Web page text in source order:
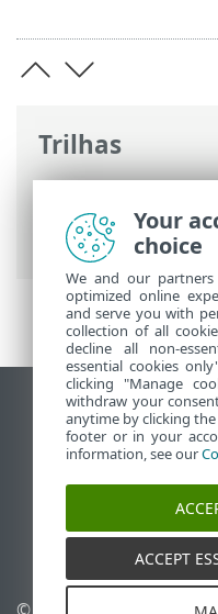
Trilhas
Ajuda on-line ESET
Trabalhando com
Dispositivos
Ver site para
End of Life
Base de
Fórum ESET
ESET Status Portal
Suporte regional
Your
choice
We and our
optimized online
and serve you with
collection of all
decline all non-
essential cookies
clicking "Manage
withdraw your
anytime by clicking
footer or in your
information, see our
ACCEPT